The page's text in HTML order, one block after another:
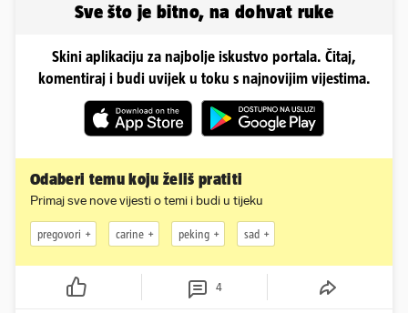
Sve što je bitno, na dohvat ruke
Skini aplikaciju za najbolje iskustvo portala. Čitaj,
komentiraj i budi uvijek u toku s najnovijim vijestima.
Odaberi temu koju želiš pratiti
Primaj sve nove vijesti o temi i budi u tijeku
pregovori carine peking sad
4